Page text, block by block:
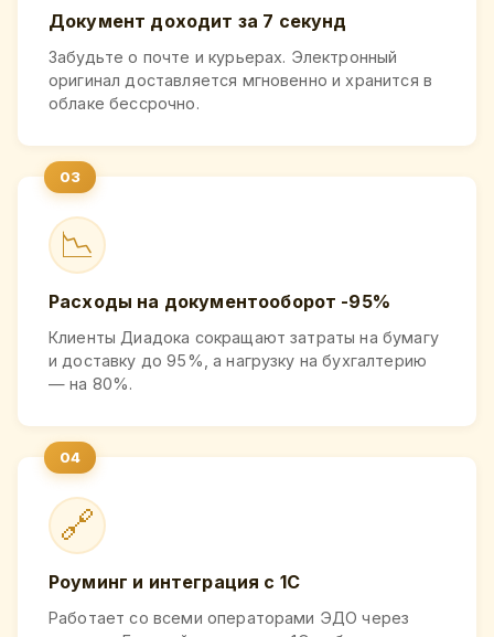
Документ доходит за 7 секунд
Забудьте о почте и курьерах. Электронный
оригинал доставляется мгновенно и хранится в
облаке бессрочно.
📉
Расходы на документооборот -95%
Клиенты Диадока сокращают затраты на бумагу
и доставку до 95%, а нагрузку на бухгалтерию
— на 80%.
🔗
Роуминг и интеграция с 1С
Работает со всеми операторами ЭДО через